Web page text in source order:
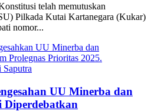
telah memutuskan
Pilkada Kutai Kartanegara (Kukar)
nomor...
UU Minerba dan
Diperdebatkan